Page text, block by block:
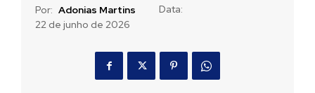
Por: Adonias Martins
Data:
22 de junho de 2026